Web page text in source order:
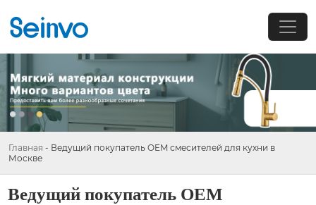
Главная - Ведущий покупатель OEM смесителей для кухни в
Москве
Ведущий покупатель OEM